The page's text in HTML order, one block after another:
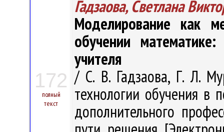
172
полный
текст
Гадзаова, Светлана
Моделирование как
обучении
учителя
/ С. В. Гадзаова, Г. Л.
технологии обучения в
дополнительного